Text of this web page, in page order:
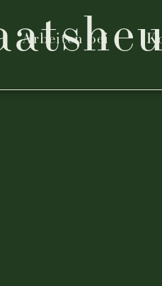
Arbeiten bei